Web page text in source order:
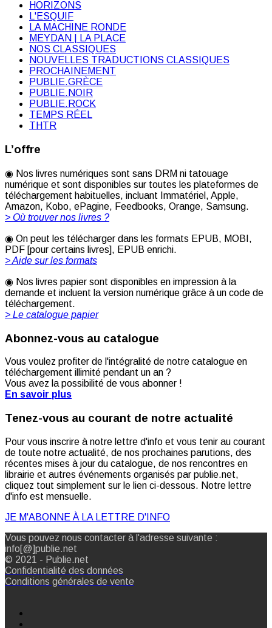
HORIZONS
L'ESQUIF
LA MACHINE RONDE
MEYDAN | LA PLACE
NOS CLASSIQUES
NOUVELLES TRADUCTIONS CLASSIQUES
PROCHAINEMENT
PUBLIE.GRÈCE
PUBLIE.NOIR
PUBLIE.ROCK
TEMPS RÉEL
THTR
L’offre
◉ Nos livres numériques sont sans DRM ni tatouage
numérique et sont disponibles sur toutes les plateformes de
téléchargement habituelles, incluant Immatériel, Apple,
Amazon, Kobo, ePagine, Feedbooks, Orange, Samsung.
> Où trouver nos livres ?
◉ On peut les télécharger dans les formats EPUB, MOBI,
PDF [pour certains livres], EPUB enrichi.
> Aide sur les formats
◉ Nos livres papier sont disponibles en impression à la
demande et incluent la version numérique grâce à un code de
téléchargement.
> Le catalogue papier
Abonnez-vous au catalogue
Vous voulez profiter de l'intégralité de notre catalogue en
téléchargement illimité pendant un an ?
Vous avez la possibilité de vous abonner !
En savoir plus
Tenez-vous au courant de notre actualité
Pour vous inscrire à notre lettre d'info et vous tenir au courant
de toute notre actualité, de nos prochaines parutions, des
récentes mises à jour du catalogue, de nos rencontres en
librairie et autres événements organisés par publie.net,
cliquez tout simplement sur le lien ci-dessous. Notre lettre
d'info est mensuelle.
JE M'ABONNE À LA LETTRE D'INFO
Vous pouvez nous contacter à l'adresse suivante :
info[@]publie.net
© 2021 - Publie.net
Confidentialité des données
Conditions générales de vente